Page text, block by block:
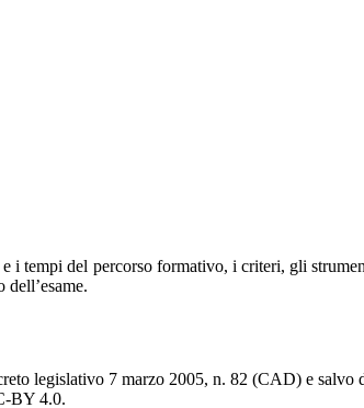
i tempi del percorso formativo, i criteri, gli
legislativo 7 marzo 2005, n. 82 (CAD) e
BY 4.0.